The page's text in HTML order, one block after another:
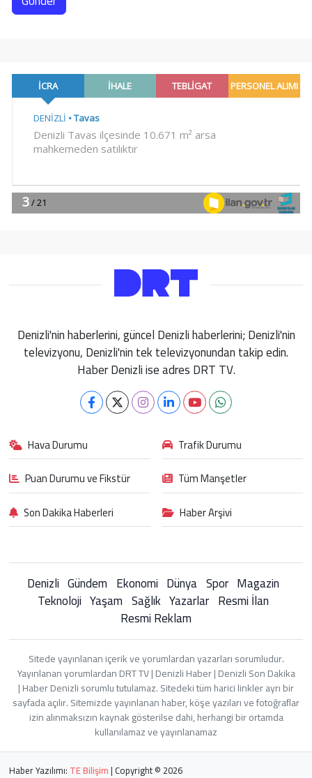
Denizli'nin haberlerini, güncel Denizli haberlerini; Denizli'nin
televizyonu, Denizli'nin tek televizyonundan takip edin.
Haber Denizli ise adres DRT TV.
Hava Durumu
Trafik Durumu
Puan Durumu ve Fikstür
Tüm Manşetler
Son Dakika Haberleri
Haber Arşivi
Denizli Gündem Ekonomi Dünya Spor Magazin
Teknoloji Yaşam Sağlık Yazarlar Resmi İlan
Resmi Reklam
Sitede yayınlanan içerik ve yorumlardan yazarları sorumludur.
Yayınlanan yorumlardan DRT TV | Denizli Haber | Denizli Son Dakika
| Haber Denizli sorumlu tutulamaz. Sitedeki tüm harici linkler ayrı bir
sayfada açılır. Sitemizde yayınlanan haber, köşe yazıları ve fotoğraflar
izin alınmaksızın kaynak gösterilse dahi, herhangi bir ortamda
kullanılamaz ve yayınlanamaz
Haber Yazılımı: TE Bilişim| Copyright © 2026